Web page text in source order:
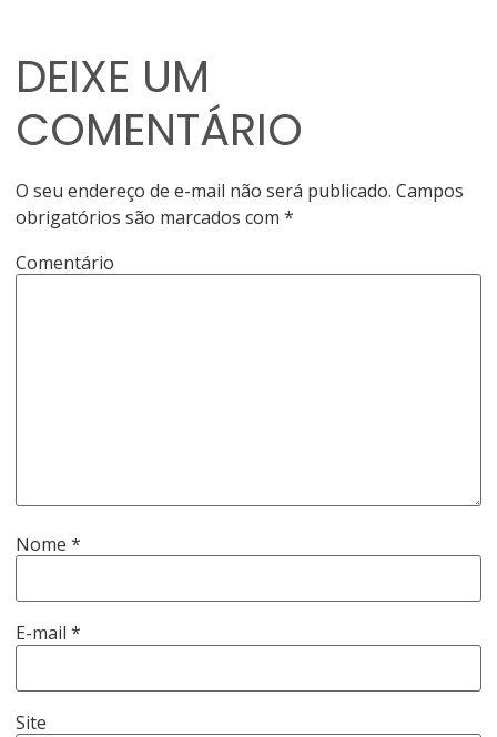
DEIXE UM
COMENTÁRIO
O seu endereço de e-mail não será publicado. Campos
obrigatórios são marcados com*
Comentário
Nome*
E-mail*
Site